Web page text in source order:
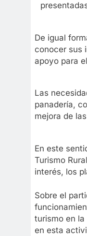
De igual
conocer sus
apoyo para
Las
panadería,
mejora de
En este
Turismo
interés, los
Sobre el
turismo en
en esta